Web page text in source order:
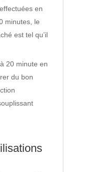
en
minutes, le
est tel qu’il
20 minute en
du bon